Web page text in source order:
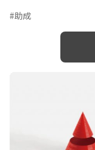
#助成